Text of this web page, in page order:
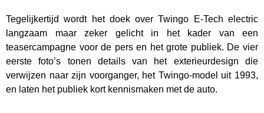
Home
Tegelijkertijd wordt het doek over Twingo E-Tech electric
langzaam maar zeker gelicht in het kader van een
teasercampagne voor de pers en het grote publiek. De vier
eerste foto’s tonen details van het exterieurdesign die
verwijzen naar zijn voorganger, het Twingo-model uit 1993,
en laten het publiek kort kennismaken met de auto.